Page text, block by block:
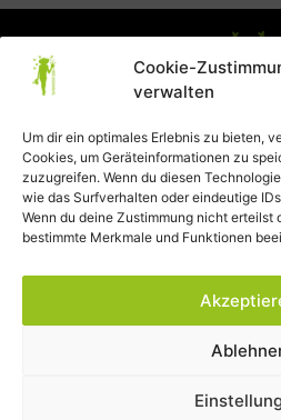
Cookie-
verwalten
Um dir ein optimales Erlebnis zu bieten,
Cookies, um Geräteinformationen zu
zuzugreifen. Wenn du diesen
wie das Surfverhalten oder eindeutige
Wenn du deine Zustimmung nicht erteilst
bestimmte Merkmale und Funktionen
AGB
Cookie-